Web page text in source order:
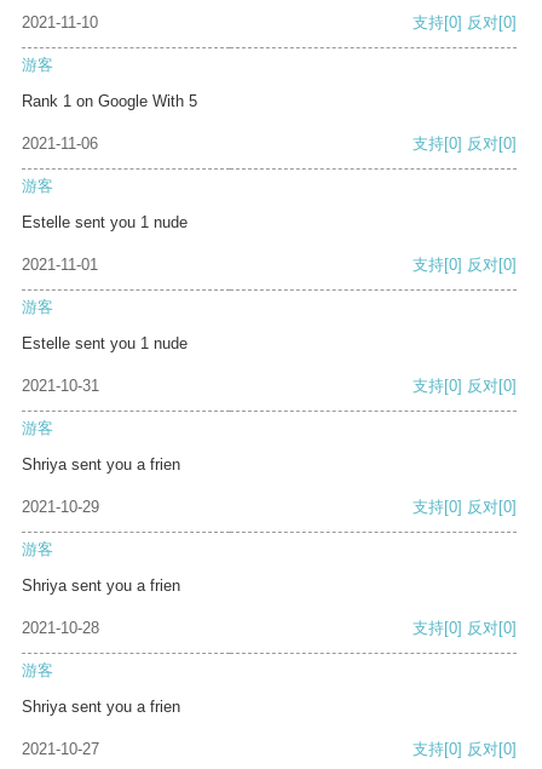
2021-11-10 支持[0] 反对[0]
游客
Rank 1 on Google With 5
2021-11-06 支持[0] 反对[0]
游客
Estelle sent you 1 nude
2021-11-01 支持[0] 反对[0]
游客
Estelle sent you 1 nude
2021-10-31 支持[0] 反对[0]
游客
Shriya sent you a frien
2021-10-29 支持[0] 反对[0]
游客
Shriya sent you a frien
2021-10-28 支持[0] 反对[0]
游客
Shriya sent you a frien
2021-10-27 支持[0] 反对[0]